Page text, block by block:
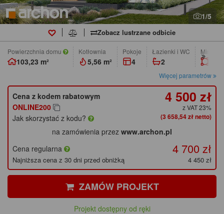
1/5
Zobacz lustrzane odbicie
Powierzchnia domu
103,23 m²
Kotłownia
5,56 m²
pokoje
4
łazienki i WC
2
Min.
Więcej parametrów
Cena z kodem rabatowym
ONLINE200
Jak skorzystać z kodu?
4 500 zł
z VAT 23%
(3 658,54 zł netto)
na zamówienia przez www.archon.pl
Cena regularna
4 700 zł
Najniższa cena z 30 dni przed obniżką 4 450 zł
ZAMÓW PROJEKT
Projekt dostępny od ręki